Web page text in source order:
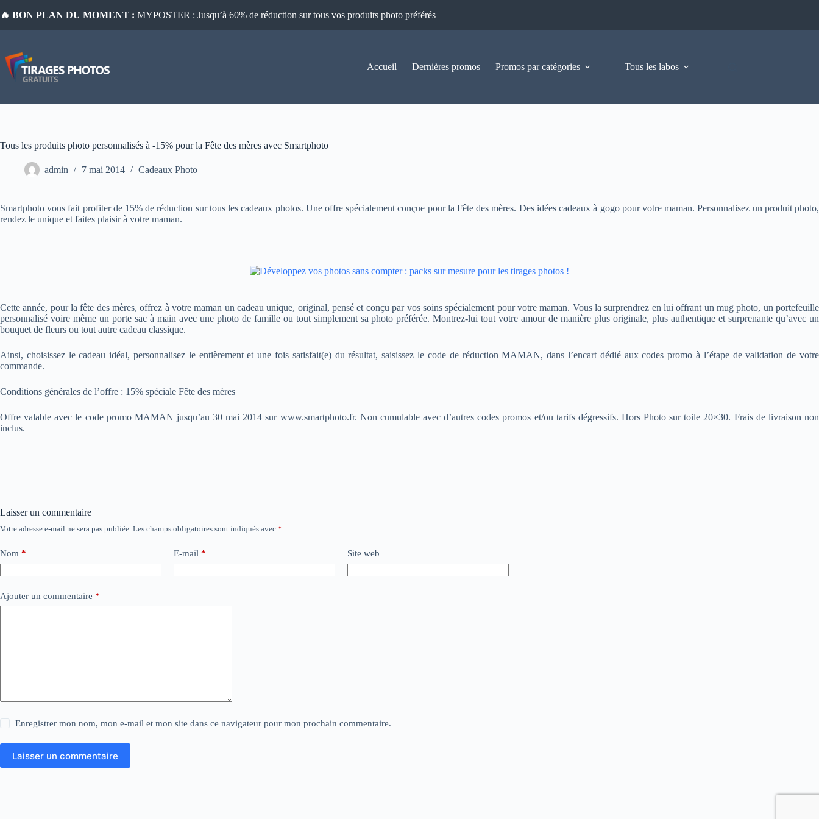
au
🔥 BON PLAN DU MOMENT : MYPOSTER : Jusqu’à 60% de réduction sur tous vos produits photo préférés
Accueil Dernières promos Promos par catégories Tous les labos
Tous les produits photo personnalisés à -15% pour la Fête des mères avec Smartphoto
admin 7 mai 2014 Cadeaux Photo
Smartphoto vous fait profiter de 15% de réduction sur tous les cadeaux photos. Une offre spécialement conçue pour la Fête des mères. Des idées cadeaux à gogo pour votre maman. Personnalisez un produit photo,
rendez le unique et faites plaisir à votre maman.
Cette année, pour la fête des mères, offrez à votre maman un cadeau unique, original, pensé et conçu par vos soins spécialement pour votre maman. Vous la surprendrez en lui offrant un mug photo, un portefeuille
personnalisé voire même un porte sac à main avec une photo de famille ou tout simplement sa photo préférée. Montrez-lui tout votre amour de manière plus originale, plus authentique et surprenante qu’avec un
bouquet de fleurs ou tout autre cadeau classique.
Ainsi, choisissez le cadeau idéal, personnalisez le entièrement et une fois satisfait(e) du résultat, saisissez le code de réduction MAMAN, dans l’encart dédié aux codes promo à l’étape de validation de votre
commande.
Conditions générales de l’offre : 15% spéciale Fête des mères
Offre valable avec le code promo MAMAN jusqu’au 30 mai 2014 sur www.smartphoto.fr. Non cumulable avec d’autres codes promos et/ou tarifs dégressifs. Hors Photo sur toile 20×30. Frais de livraison non
inclus.
Laisser un commentaire
Votre adresse e-mail ne sera pas publiée. Les champs obligatoires sont indiqués avec *
Nom * E-mail * Site web
Ajouter un commentaire *
Enregistrer mon nom, mon e-mail et mon site dans ce navigateur pour mon prochain commentaire.
Laisser un commentaire